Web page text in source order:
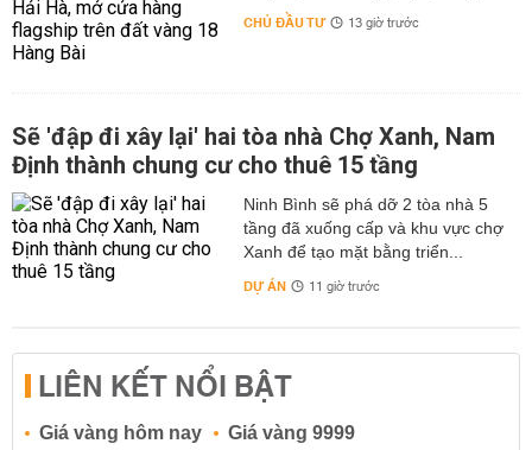
CHỦ ĐẦU TƯ 13 giờ trước
Sẽ 'đập đi xây lại' hai tòa nhà Chợ Xanh, Nam
Định thành chung cư cho thuê 15 tầng
Ninh Bình sẽ phá dỡ 2 tòa nhà 5
tầng đã xuống cấp và khu vực chợ
Xanh để tạo mặt bằng triển...
DỰ ÁN 11 giờ trước
LIÊN KẾT NỔI BẬT
Giá vàng hôm nay
Giá vàng 9999